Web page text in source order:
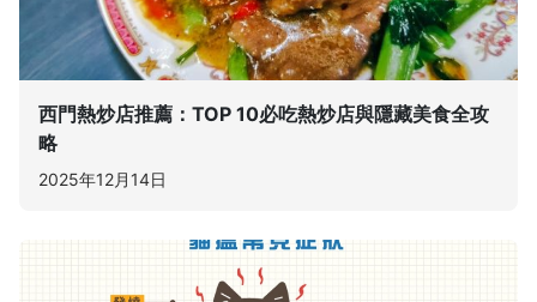
西門熱炒店推薦：TOP 10必吃熱炒店與隱藏美食全攻
略
2025年12月14日